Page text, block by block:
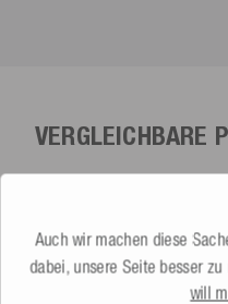
VERGLEICHBARE
Auch wir machen diese
dabei, unsere Seite besser
will